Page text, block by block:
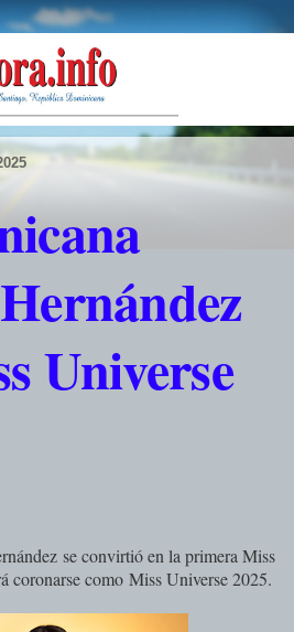
Universe
se convirtió en la primera Miss
coronarse como Miss Universe 2025.